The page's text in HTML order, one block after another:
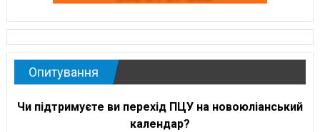
Опитування
Чи підтримуєте ви перехід ПЦУ на новоюліанський
календар?